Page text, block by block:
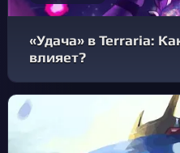
«Удача» в Terraria:
влияет?